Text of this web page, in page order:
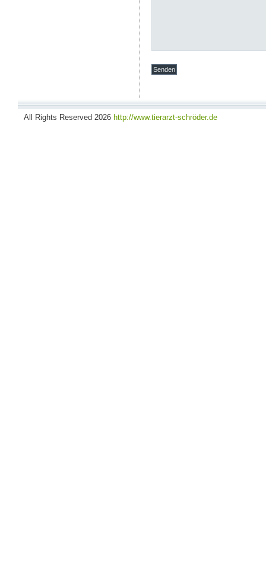
Senden
All Rights Reserved 2026 http://www.tierarzt-schröder.de